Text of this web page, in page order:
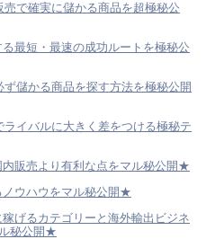
で確実に儲かる商品を超極秘公
最短・最速の成功ルートを極秘公
儲かる商品を探す方法を極秘公開
イバルに大きく差をつける極秘テ
販売より有利な点をマル秘公開★
ウハウをマル秘公開★
げるカテゴリーと海外輸出ビジネ
秘公開★